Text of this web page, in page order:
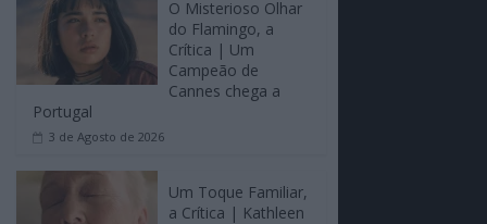
O Misterioso Olhar
do Flamingo, a
Crítica | Um
Campeão de
Cannes chega a
Portugal
3 de Agosto de 2026
Um Toque Familiar,
a Crítica | Kathleen